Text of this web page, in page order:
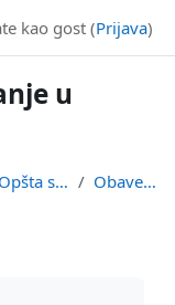
kao gost (Prijava)
u
Opšta sekcija Obaveštenja